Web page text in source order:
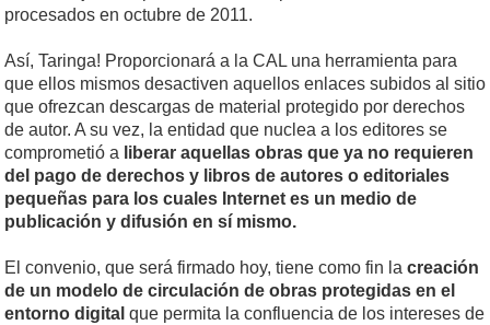
procesados en octubre de 2011.
Así, Taringa! Proporcionará a la CAL una herramienta para
que ellos mismos desactiven aquellos enlaces subidos al sitio
que ofrezcan descargas de material protegido por derechos
de autor. A su vez, la entidad que nuclea a los editores se
comprometió a liberar aquellas obras que ya no requieren
del pago de derechos y libros de autores o editoriales
pequeñas para los cuales Internet es un medio de
publicación y difusión en sí mismo.
El convenio, que será firmado hoy, tiene como fin la creación
de un modelo de circulación de obras protegidas en el
entorno digital que permita la confluencia de los intereses de